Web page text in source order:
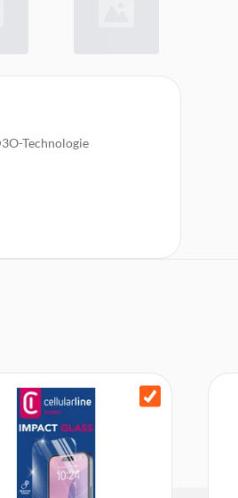
Technologie